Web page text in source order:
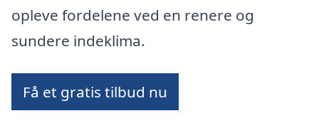
opleve fordelene ved en renere og
sundere indeklima.
Få et gratis tilbud nu